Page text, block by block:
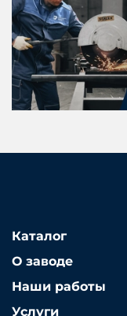
Каталог
О заводе
Наши работы
Услуги